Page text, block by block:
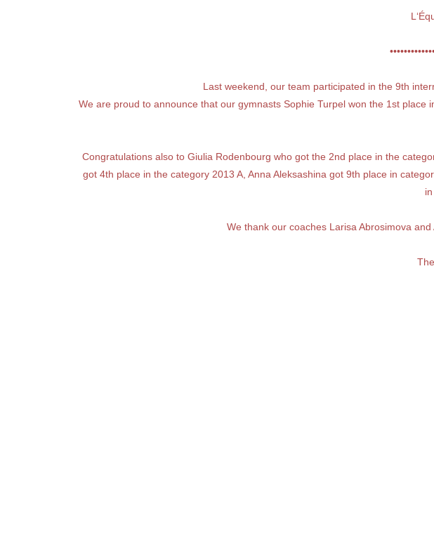
Last weekend, our team participated in the 9th
We are proud to announce that our gymnasts Sophie Turpel won the 1st place
Congratulations also to Giulia Rodenbourg who got the 2nd place in the
got 4th place in the category 2013 A, Anna Aleksashina got 9th place in
We thank our coaches Larisa Abrosimova